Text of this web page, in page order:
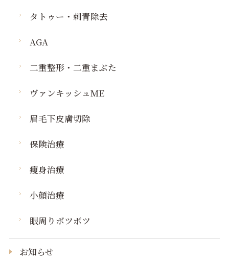
タトゥー・刺青除去
AGA
二重整形・二重まぶた
ヴァンキッシュME
眉毛下皮膚切除
保険治療
痩身治療
小顔治療
眼周りボツボツ
お知らせ